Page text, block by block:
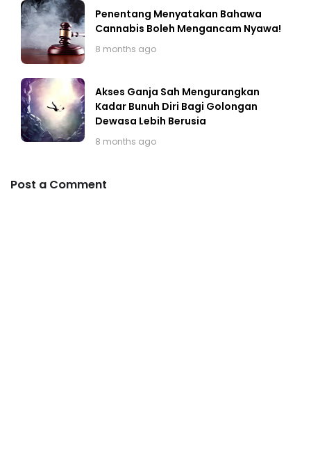
Penentang Menyatakan Bahawa
Cannabis Boleh Mengancam Nyawa!
8 months ago
Akses Ganja Sah Mengurangkan
Kadar Bunuh Diri Bagi Golongan
Dewasa Lebih Berusia
8 months ago
Post a Comment